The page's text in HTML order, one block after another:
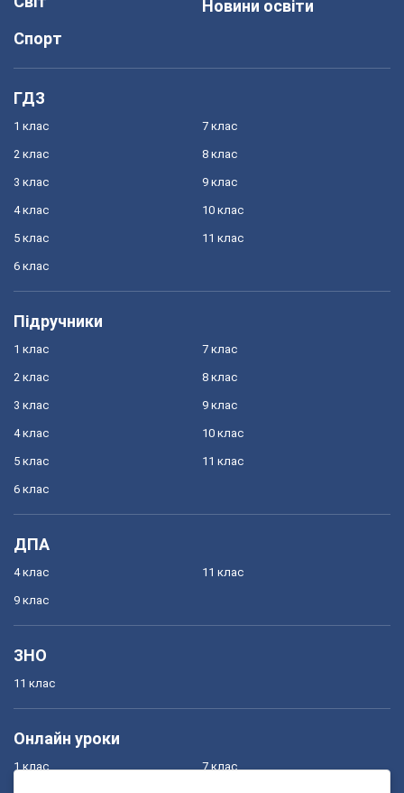
Спорт
Новини освіти
ГДЗ
1 клас
2 клас
3 клас
4 клас
5 клас
6 клас
7 клас
8 клас
9 клас
10 клас
11 клас
Підручники
1 клас
2 клас
3 клас
4 клас
5 клас
6 клас
7 клас
8 клас
9 клас
10 клас
11 клас
ДПА
4 клас
9 клас
11 клас
ЗНО
11 клас
Онлайн уроки
1 клас 7 клас